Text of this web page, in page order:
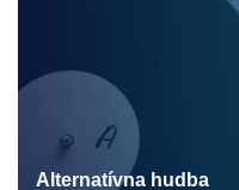
Alternatívna hudba